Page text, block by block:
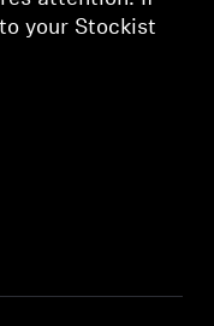
your Stockist